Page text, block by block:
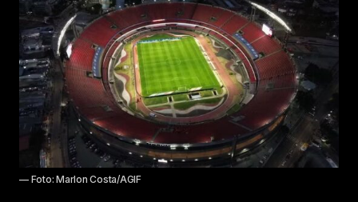
— Foto: Marlon Costa/AGIF